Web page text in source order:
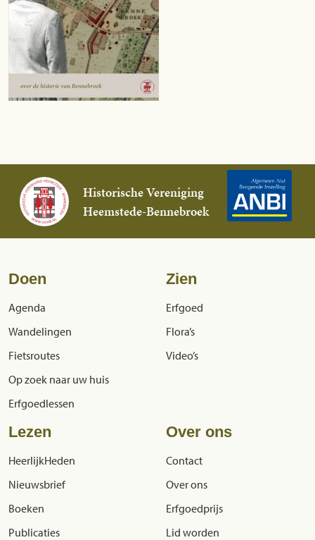
Historische Vereniging
Heemstede-Bennebroek
Doen
Agenda
Wandelingen
Fietsroutes
Op zoek naar uw huis
Erfgoedlessen
Zien
Erfgoed
Flora’s
Video’s
Lezen
HeerlijkHeden
Nieuwsbrief
Boeken
Publicaties
Over ons
Contact
Over ons
Erfgoedprijs
Lid worden